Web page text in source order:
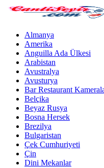
Almanya
Amerika
Anguilla Ada Ülkesi
Arabistan
Avustralya
Avusturya
Bar Restaurant
Belçika
Beyaz Rusya
Bosna Hersek
Brezilya
Bulgaristan
Çek Cumhuriyeti
Çin
Dini Mekanlar